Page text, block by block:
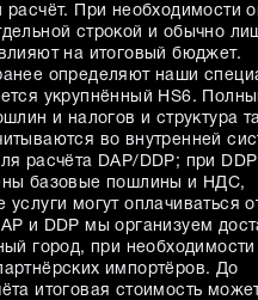
расчёт. При необходимости
строкой и обычно
на итоговый бюджет.
определяют наши
укрупнённый HS6.
и налогов и структура
во внутренней
расчёта DAP/DDP; при
базовые пошлины и НДС,
услуги могут оплачиваться
и DDP мы организуем
город, при необходимости
импортёров. До
итоговая стоимость